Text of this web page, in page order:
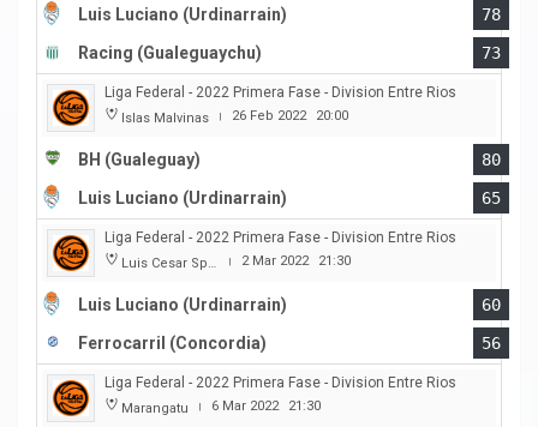
Luis Luciano (Urdinarrain)
78
Racing (Gualeguaychu)
73
Liga Federal - 2022 Primera Fase - Division Entre Rios
Islas Malvinas | 26 Feb 2022 20:00
BH (Gualeguay)
80
Luis Luciano (Urdinarrain)
65
Liga Federal - 2022 Primera Fase - Division Entre Rios
Luis Cesar Spiazzi | 2 Mar 2022 21:30
Luis Luciano (Urdinarrain)
60
Ferrocarril (Concordia)
56
Liga Federal - 2022 Primera Fase - Division Entre Rios
Marangatu | 6 Mar 2022 21:30